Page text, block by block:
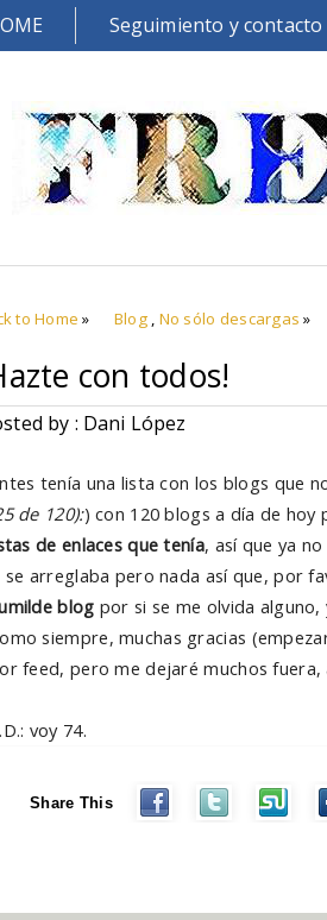
Seguimiento y contacto
to Home » Blog, No sólo descargas »
con todos!
by : Dani López
tenía una lista con los blogs que
de 120):) con 120 blogs a día de hoy
de enlaces que tenía, así que ya
se arreglaba pero nada así que, por
blog por si se me olvida
siempre, muchas gracias
feed, pero me dejaré muchos fuera,
voy 74.
Share This